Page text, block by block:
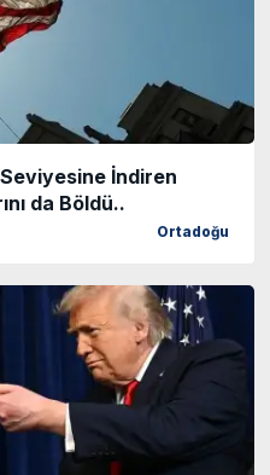
İndiren
da Böldü..
Ortadoğu